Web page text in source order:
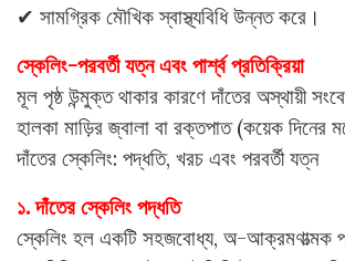
✔ সামগ্রিক মৌখিক স্বাস্থ্যবিধি উন্নত করে।
স্কেলিং-পরবর্তী যত্ন এবং পার্শ্ব প্রতিক্রিয়া
মূল পৃষ্ঠ উন্মুক্ত থাকার কারণে দাঁতের অস্থায়ী
হালকা মাড়ির জ্বালা বা রক্তপাত (কয়েক দিনের
দাঁতের স্কেলিং: পদ্ধতি, খরচ এবং পরবর্তী যত্ন
১. দাঁতের স্কেলিং পদ্ধতি
স্কেলিং হল একটি সহজবোধ্য, অ-আক্রমণাত্মক